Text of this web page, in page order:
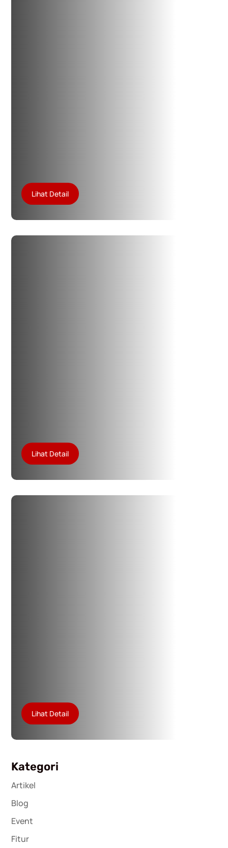
Lihat Detail
Lihat Detail
Lihat Detail
Kategori
Artikel
Blog
Event
Fitur